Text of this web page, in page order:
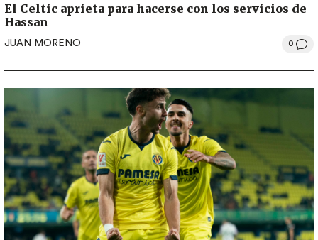
El Celtic aprieta para hacerse con los servicios de
Hassan
JUAN MORENO 0